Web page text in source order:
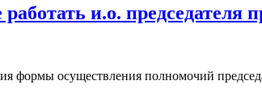
работать и.о.
формы осуществления полномочий